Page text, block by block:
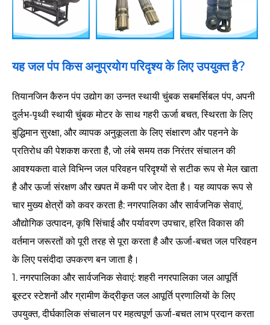
यह जल पंप किस अनुप्रयोग परिदृश्य के लिए उपयुक्त है?
तियानजिन कैरुन पंप उद्योग का उन्नत स्थायी चुंबक सबमर्सिबल पंप, अपनी
दुर्लभ-पृथ्वी स्थायी चुंबक मोटर के साथ गहरी ऊर्जा बचत, स्थिरता के लिए
बुद्धिमान सुरक्षा, और व्यापक अनुकूलता के लिए संक्षारण और पहनने के
प्रतिरोध की पेशकश करता है, जो लंबे समय तक निरंतर संचालन की
आवश्यकता वाले विभिन्न जल परिवहन परिदृश्यों से सटीक रूप से मेल खाता
है और ऊर्जा संरक्षण और खपत में कमी पर जोर देता है। यह व्यापक रूप से
चार मुख्य क्षेत्रों को कवर करता है: नगरपालिका और सार्वजनिक सेवाएं,
औद्योगिक उत्पादन, कृषि सिंचाई और पर्यावरण उपचार, हरित विकास की
वर्तमान जरूरतों को पूरी तरह से पूरा करता है और ऊर्जा-बचत जल परिवहन
के लिए पसंदीदा उपकरण बन जाता है।
1. नगरपालिका और सार्वजनिक सेवाएं: शहरी नगरपालिका जल आपूर्ति
बूस्टर स्टेशनों और ग्रामीण केंद्रीकृत जल आपूर्ति प्रणालियों के लिए
उपयुक्त, दीर्घकालिक संचालन पर महत्वपूर्ण ऊर्जा-बचत लाभ प्रदान करता